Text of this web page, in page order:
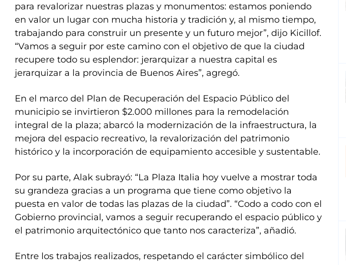
para revalorizar nuestras plazas y monumentos: estamos poniendo
en valor un lugar con mucha historia y tradición y, al mismo tiempo,
trabajando para construir un presente y un futuro mejor”, dijo Kicillof.
“Vamos a seguir por este camino con el objetivo de que la ciudad
recupere todo su esplendor: jerarquizar a nuestra capital es
jerarquizar a la provincia de Buenos Aires”, agregó.
En el marco del Plan de Recuperación del Espacio Público del
municipio se invirtieron $2.000 millones para la remodelación
integral de la plaza; abarcó la modernización de la infraestructura, la
mejora del espacio recreativo, la revalorización del patrimonio
histórico y la incorporación de equipamiento accesible y sustentable.
Por su parte, Alak subrayó: “La Plaza Italia hoy vuelve a mostrar toda
su grandeza gracias a un programa que tiene como objetivo la
puesta en valor de todas las plazas de la ciudad”. “Codo a codo con el
Gobierno provincial, vamos a seguir recuperando el espacio público y
el patrimonio arquitectónico que tanto nos caracteriza”, añadió.
Entre los trabajos realizados, respetando el carácter simbólico del